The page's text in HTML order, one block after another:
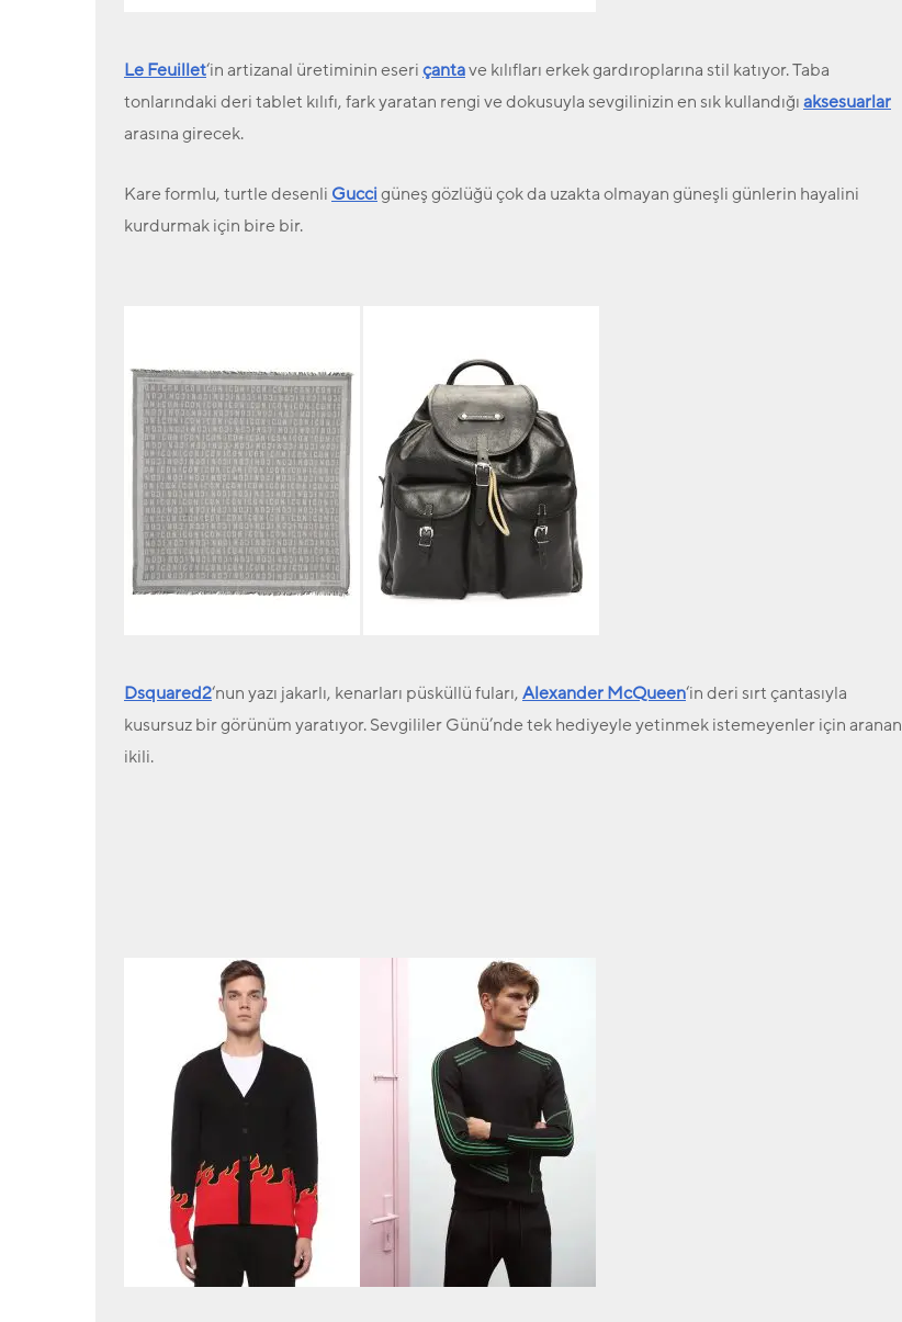
Le Feuillet‘in artizanal üretiminin eseriçantave kılıfları erkek gardıroplarına stil katıyor. Taba
tonlarındaki deri tablet kılıfı, fark yaratan rengi ve dokusuyla sevgilinizin en sık kullandığıaksesuarlar
arasına girecek.
Kare formlu, turtle desenli Guccigüneş gözlüğü çok da uzakta olmayan güneşli günlerin hayalini
kurdurmak için bire bir.
Dsquared2‘nun yazı jakarlı, kenarları püsküllü fuları,Alexander McQueen‘in deri sırt çantasıyla
kusursuz bir görünüm yaratıyor. Sevgililer Günü’nde tek hediyeyle yetinmek istemeyenler için aranan
ikili.